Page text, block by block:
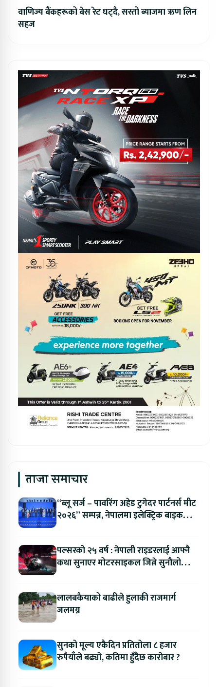
वाणिज्य बैंकहरूको बेस रेट घट्दै, सस्तो ब्याजमा ऋण लिन
सहज
ताजा समाचार
“ब्लू सर्ज – पावरिंग अहेड टुगेदर पार्टनर्स मीट
२०२६” सम्पन्न, नेपालमा इलेक्ट्रिक बाइक
पल्सरको २५ वर्ष : नेपाली राइडरलाई आफ्नै
कथा सुनाएर मोटरसाइकल जित्ने सुनौलो
लालबकैयाको बाढीले हुलाकी राजमार्ग
जलमग्न
सुनको मूल्य एकैदिन प्रतितोला ८ हजार
रुपैयाँले बढ्यो, कतिमा हुँदैछ कारोबार ?